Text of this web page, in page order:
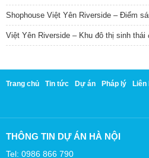
Shophouse Việt Yên Riverside – Điểm
Việt Yên Riverside – Khu đô thị sinh
Trang chủ Tin tức Dự án Pháp lý Liên
THÔNG TIN DỰ ÁN HÀ NỘI
Tel: 0986 866 790